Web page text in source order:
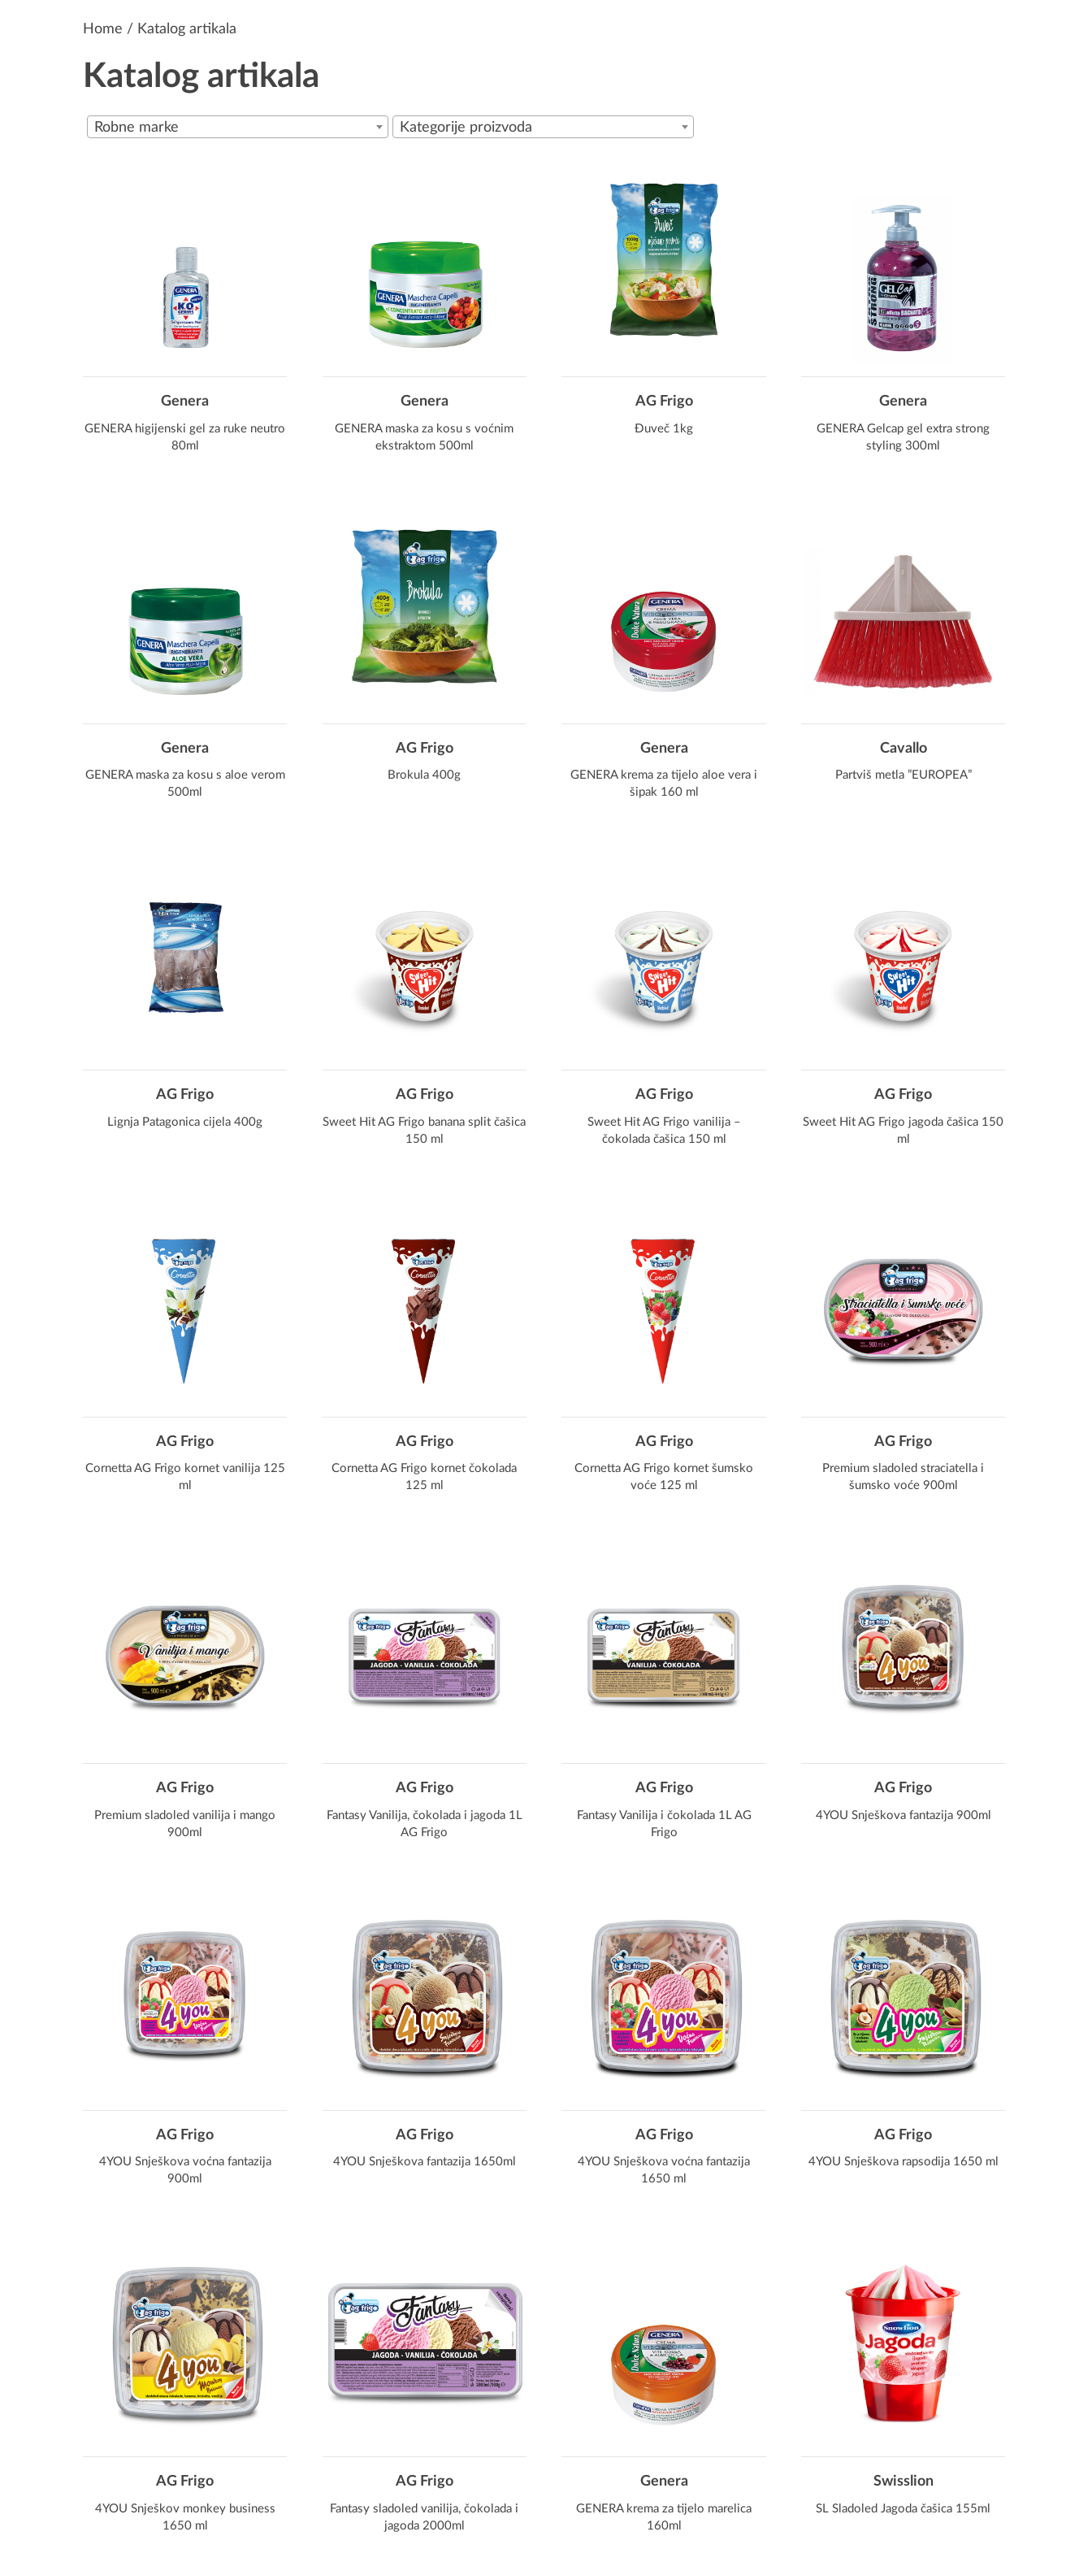
Home / Katalog artikala
Katalog artikala
Robne marke Kategorije proizvoda
Genera
GENERA higijenski gel za ruke neutro
80ml
Genera
GENERA maska za kosu s voćnim
ekstraktom 500ml
AG Frigo
Đuveč 1kg
Genera
GENERA Gelcap gel extra strong
styling 300ml
Genera
GENERA maska za kosu s aloe verom
500ml
AG Frigo
Brokula 400g
Genera
GENERA krema za tijelo aloe vera i
šipak 160 ml
Cavallo
Partviš metla ”EUROPEA”
AG Frigo
Lignja Patagonica cijela 400g
AG Frigo
Sweet Hit AG Frigo banana split čašica
150 ml
AG Frigo
Sweet Hit AG Frigo vanilija –
čokolada čašica 150 ml
AG Frigo
Sweet Hit AG Frigo jagoda čašica 150
ml
AG Frigo
Cornetta AG Frigo kornet vanilija 125
ml
AG Frigo
Cornetta AG Frigo kornet čokolada
125 ml
AG Frigo
Cornetta AG Frigo kornet šumsko
voće 125 ml
AG Frigo
Premium sladoled straciatella i
šumsko voće 900ml
AG Frigo
Premium sladoled vanilija i mango
900ml
AG Frigo
Fantasy Vanilija, čokolada i jagoda 1L
AG Frigo
AG Frigo
Fantasy Vanilija i čokolada 1L AG
Frigo
AG Frigo
4YOU Snješkova fantazija 900ml
AG Frigo
4YOU Snješkova voćna fantazija
900ml
AG Frigo
4YOU Snješkova fantazija 1650ml
AG Frigo
4YOU Snješkova voćna fantazija
1650 ml
AG Frigo
4YOU Snješkova rapsodija 1650 ml
AG Frigo
4YOU Snješkov monkey business
1650 ml
AG Frigo
Fantasy sladoled vanilija, čokolada i
jagoda 2000ml
Genera
GENERA krema za tijelo marelica
160ml
Swisslion
SL Sladoled Jagoda čašica 155ml